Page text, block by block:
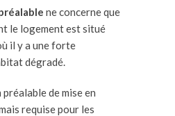
ne concerne que
le logement est situé
il y a une forte
dégradé.
de mise en
requise pour les